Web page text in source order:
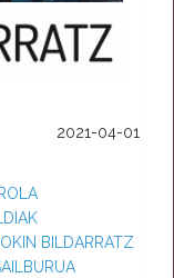
2021-04-01
BILDARRATZ